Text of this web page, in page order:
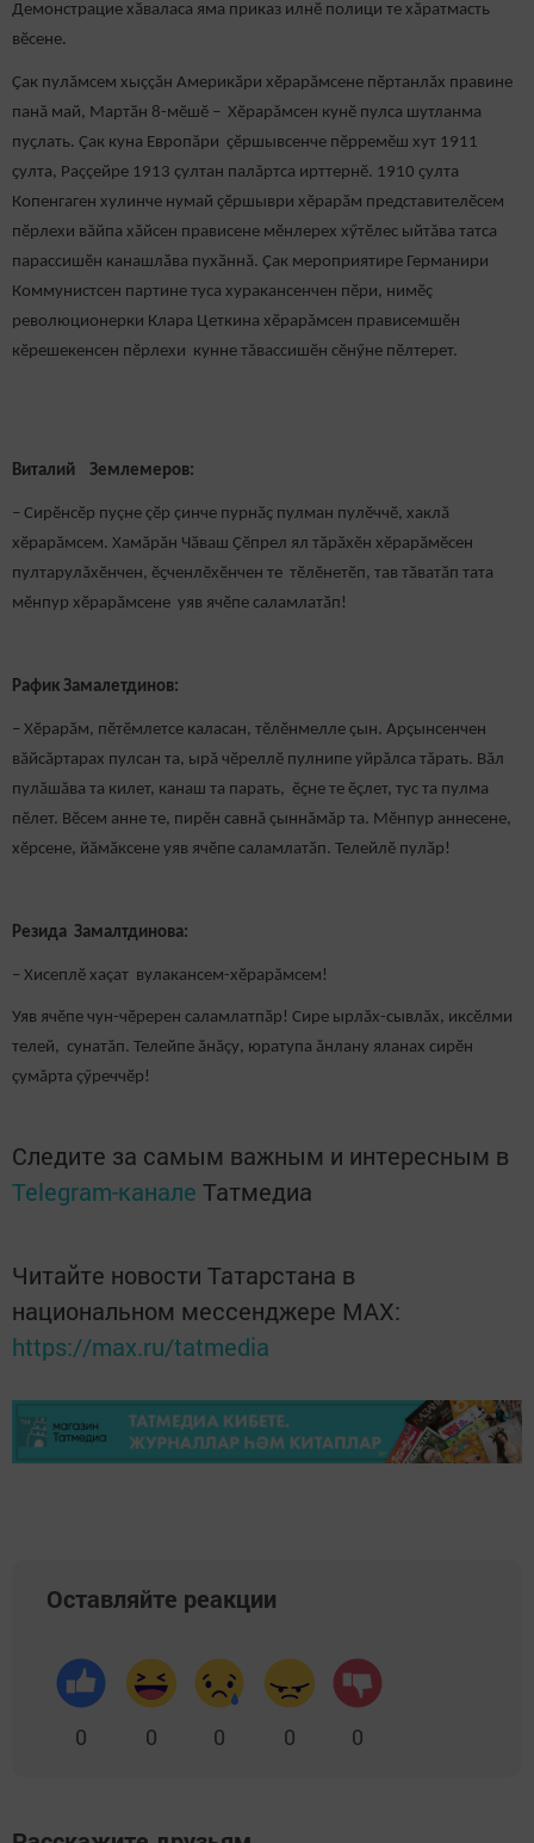
Демонстрацие хӑваласа яма приказ илнӗ полици те хӑратмасть
вӗсене.
Ҫак пулăмсем хыççăн Америкӑри хӗрарӑмсене пӗртанлăх правине
панă май, Мартӑн 8-мӗшӗ – Хӗрарăмсен кунӗ пулса шутланма
пуҫлать. Çак куна Европăри ҫӗршывсенче пӗрремӗш хут 1911
ҫулта, Раççейре 1913 çултан палăртса ирттернӗ. 1910 ҫулта
Копенгаген хулинче нумай ҫӗршыври хӗрарӑм представителӗсем
пӗрлехи вăйпа хăйсен прависене мӗнлерех хӳтӗлес ыйтăва татса
парассишӗн канашлӑва пухӑннӑ. Çак мероприятире Германири
Коммунистсен партине туса хуракансенчен пӗри, нимӗç
революционерки Клара Цеткина хӗрарăмсен прависемшӗн
кӗрешекенсен пӗрлехи кунне тăвассишӗн сӗнӳне пӗлтерет.
Виталий Землемеров:
– Сирӗнсӗр пуçне çӗр çинче пурнӑҫ пулман пулӗччӗ, хаклӑ
хӗрарӑмсем. Хамăрăн Чӑваш Ҫӗпрел ял тӑрӑхӗн хӗрарӑмӗсен
пултарулăхӗнчен, ӗҫченлӗхӗнчен те тӗлӗнетӗп, тав тӑватӑп тата
мӗнпур хӗрарӑмсене уяв ячӗпе саламлатӑп!
Рафик Замалетдинов:
– Хӗрарӑм, пӗтӗмлетсе каласан, тӗлӗнмелле çын. Арҫынсенчен
вăйсăртарах пулсан та, ырă чӗреллӗ пулнипе уйрăлса тăрать. Вăл
пулӑшăва та килет, канаш та парать, ӗҫне те ӗçлет, тус та пулма
пӗлет. Вӗсем анне те, пирӗн савнă çыннăмăр та. Мӗнпур аннесене,
хӗрсене, йӑмӑксене уяв ячӗпе саламлатӑп. Телейлӗ пулӑр!
Резида Замалтдинова:
– Хисеплӗ хаçат вулакансем-хӗрарăмсем!
Уяв ячӗпе чун-чӗререн саламлатпӑр! Сире ырлăх-сывлăх, иксӗлми
телей, сунатăп. Телейпе ăнăçу, юратупа ăнлану яланах сирӗн
çумăрта çӳреччӗр!
Следите за самым важным и интересным в
Telegram-канале Татмедиа
Читайте новости Татарстана в
национальном мессенджере MАХ:
https://max.ru/tatmedia
Оставляйте реакции
0 0 0 0 0